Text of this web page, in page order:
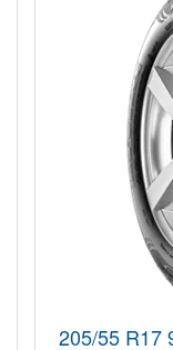
205/55 R17